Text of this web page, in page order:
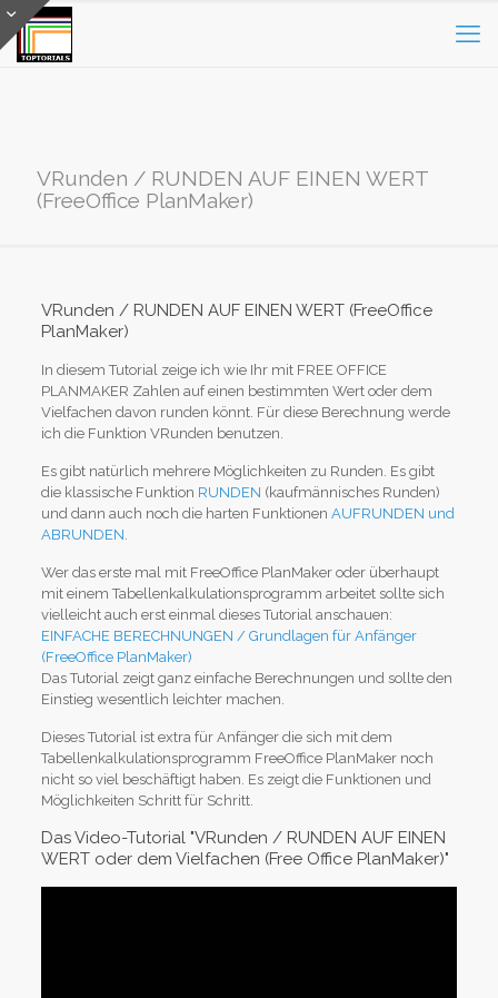
VRunden / RUNDEN AUF EINEN WERT
(FreeOffice PlanMaker)
VRunden / RUNDEN AUF EINEN WERT (FreeOffice
PlanMaker)
In diesem Tutorial zeige ich wie Ihr mit FREE OFFICE
PLANMAKER Zahlen auf einen bestimmten Wert oder dem
Vielfachen davon runden könnt. Für diese Berechnung werde
ich die Funktion VRunden benutzen.
Es gibt natürlich mehrere Möglichkeiten zu Runden. Es gibt
die klassische Funktion RUNDEN (kaufmännisches Runden)
und dann auch noch die harten Funktionen AUFRUNDEN und
ABRUNDEN.
Wer das erste mal mit FreeOffice PlanMaker oder überhaupt
mit einem Tabellenkalkulationsprogramm arbeitet sollte sich
vielleicht auch erst einmal dieses Tutorial anschauen:
EINFACHE BERECHNUNGEN / Grundlagen für Anfänger
(FreeOffice PlanMaker)
Das Tutorial zeigt ganz einfache Berechnungen und sollte den
Einstieg wesentlich leichter machen.
Dieses Tutorial ist extra für Anfänger die sich mit dem
Tabellenkalkulationsprogramm FreeOffice PlanMaker noch
nicht so viel beschäftigt haben. Es zeigt die Funktionen und
Möglichkeiten Schritt für Schritt.
Das Video-Tutorial "VRunden / RUNDEN AUF EINEN
WERT oder dem Vielfachen (Free Office PlanMaker)"